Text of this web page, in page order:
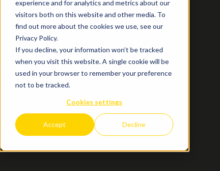
experience and for analytics and metrics about our
visitors both on this website and other media. To
find out more about the cookies we use, see our
Privacy Policy.
If you decline, your information won’t be tracked
when you visit this website. A single cookie will be
used in your browser to remember your preference
not to be tracked.
Cookies settings
Accept Decline